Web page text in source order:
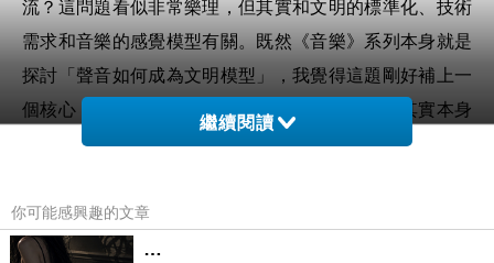
流？這問題看似非常樂理，但其實和文明的標準化、技術
需求和音樂的感覺模型有關。既然《音樂》系列本身就是
探討「聲音如何成為文明模型」，我覺得這題剛好補上一
個核心：我們平時以為理所當然的「十二音」，其實本身
就是一套制度。
十二平均律不是自然產物，而是選擇
大多數人以為「十二音」是自然形成，但從物理到文化來
繼續閱讀
你可能感興趣的文章
…